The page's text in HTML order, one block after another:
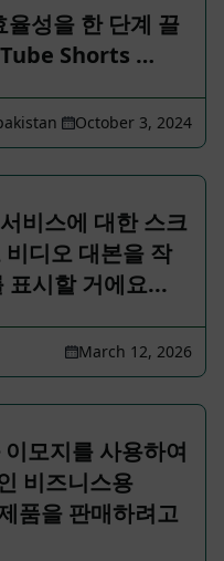
성을 한 단계 끌
Shorts …
October 3, 2024
비스에 대한 스크
디오 대본을 작
표시할 거에요...
March 12, 2026
모지를 사용하여
비즈니스용
품을 판매하려고